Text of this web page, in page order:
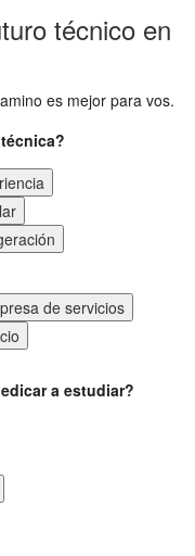
técnico en
es mejor para vos.
de servicios
a estudiar?